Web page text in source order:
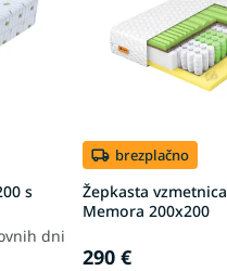
s
dni
brezplačno
Žepkasta
Memora 200x200
290 €